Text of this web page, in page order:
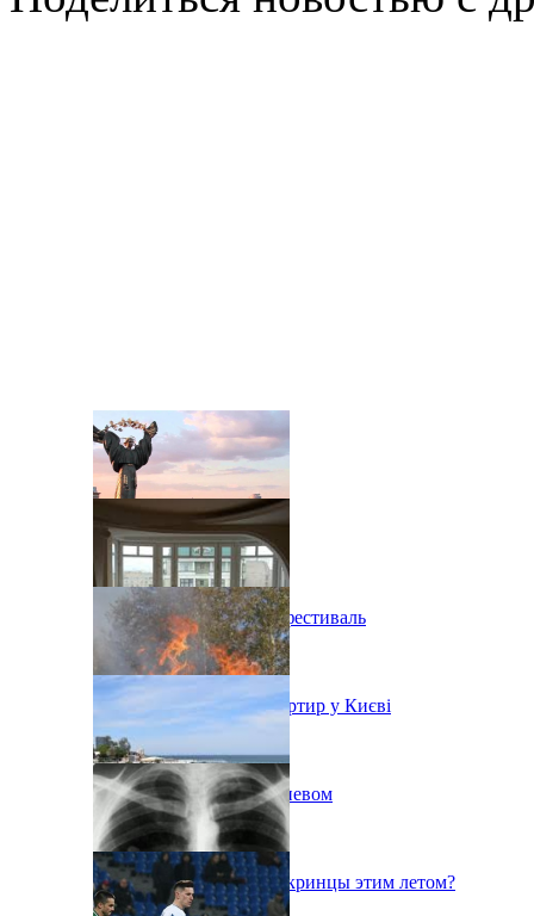
В Киеве состоится эко-фестиваль
Ситуація з орендою квартир у Києві
Пожар на свалке под Киевом
Куда поедут отдыхать укринцы этим летом?